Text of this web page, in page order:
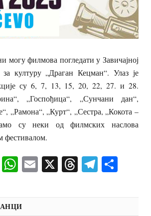
филмова погледати у Завичајној
за културу „Драган Кецман“. Улаз је
су 6, 7, 13, 15, 20, 22, 27. и 28.
„Госпођица“, „Сунчани дан“,
„Рамона“, „Курт“, „Сестра, „Кокота –
су неки од филмских наслова
фестивалом.
ViberWhatsApp
Email
X Threads